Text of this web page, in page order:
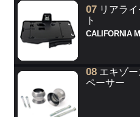
07 リアラ
ト
CALIFORNIA
08 エキゾ
ペーサー